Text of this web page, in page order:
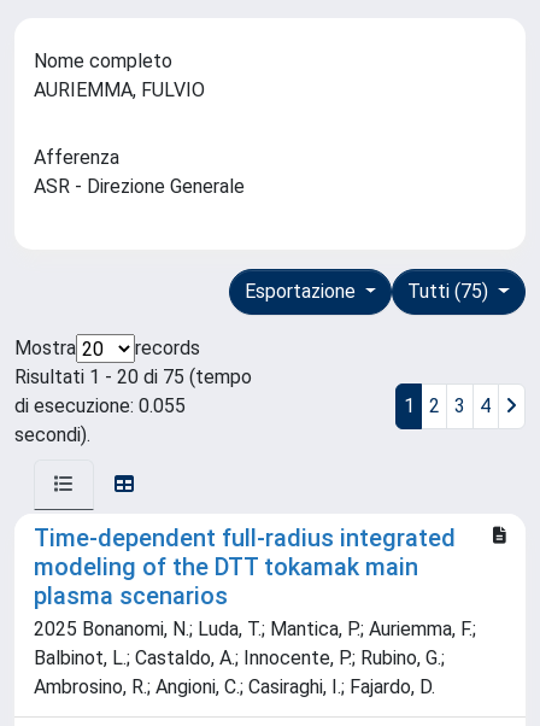
Nome completo
AURIEMMA, FULVIO
Afferenza
ASR - Direzione Generale
Tutti (75)
Esportazione
Mostra
records
Risultati 1 - 20 di 75 (tempo
di esecuzione: 0.055
secondi).
1 2 3 4
Time-dependent full-radius integrated
modeling of the DTT tokamak main
plasma scenarios
2025 Bonanomi, N.; Luda, T.; Mantica, P.; Auriemma, F.;
Balbinot, L.; Castaldo, A.; Innocente, P.; Rubino, G.;
Ambrosino, R.; Angioni, C.; Casiraghi, I.; Fajardo, D.